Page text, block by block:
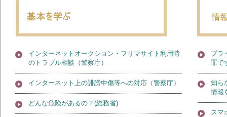
インターネットオークション・フリマサイト利用時
のトラブル相談（警察庁）
インターネット上の誹謗中傷等への対応（警察庁）
どんな危険があるの？(総務省)
プラ
罪で
知ら
情報
スマ